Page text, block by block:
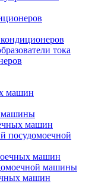
тока
машин
машины
машин
посудомоечной
машин
машины
машин